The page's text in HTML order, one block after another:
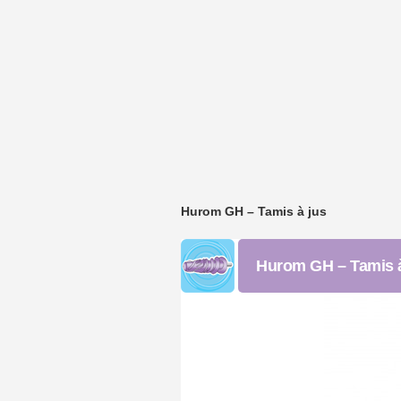
Hurom GH – Tamis à jus
Hurom GH – Tamis